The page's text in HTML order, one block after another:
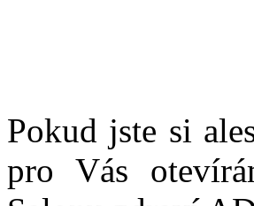
Pokud jste si
pro Vás